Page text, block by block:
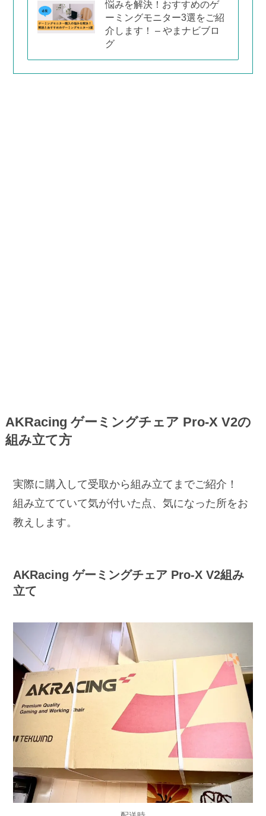
悩みを解決！おすすめのゲ
ーミングモニター3選をご紹
介します！ – やまナビブロ
グ
AKRacing ゲーミングチェア Pro-X V2の
組み立て方
実際に購入して受取から組み立てまでご紹介！
組み立てていて気が付いた点、気になった所をお
教えします。
AKRacing ゲーミングチェア Pro-X V2組み
立て